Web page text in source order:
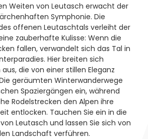
Weiten von Leutasch erwacht der
Symphonie. Die
offenen Leutaschtals verleiht der
zauberhafte Kulisse: Wenn die
fallen, verwandelt sich das Tal in
Hier breiten sich
die von einer stillen Eleganz
geräumten Winterwanderwege
Spaziergängen ein, während
Rodelstrecken den Alpen ihre
entlocken. Tauchen Sie ein in die
Leutasch und lassen Sie sich von
Landschaft verführen.